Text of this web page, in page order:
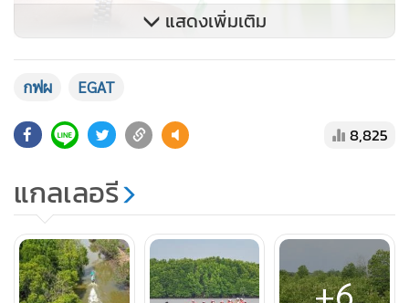
สภาพความอุดมสมบูรณ์ของป่าชายเลนที่เต็มไปด้วยต้นโกงกาง
แสดงเพิ่มเติม
กฟผ EGAT
8,825
แกลเลอรี
+6